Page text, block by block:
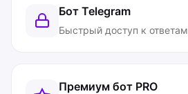
Бот Telegram
Быстрый доступ к ответам
Премиум бот PRO